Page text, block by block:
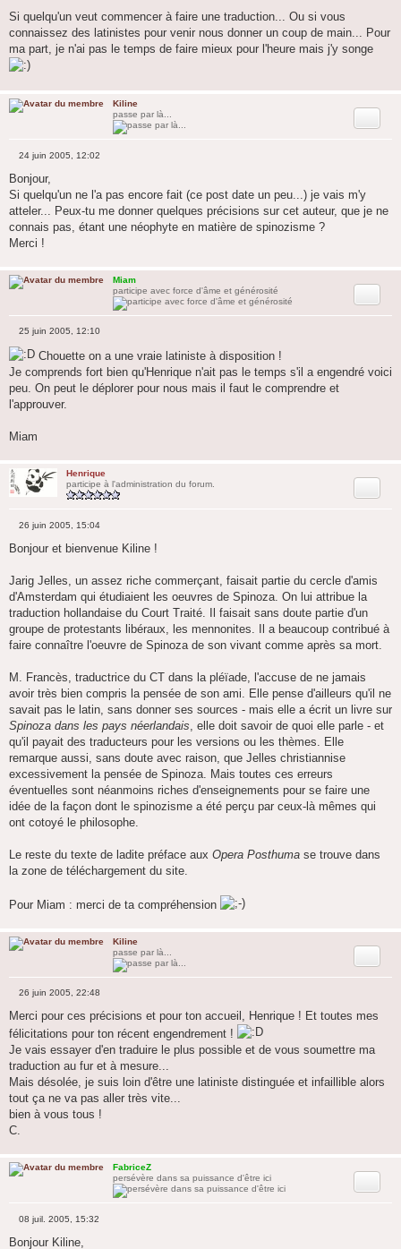
Si quelqu'un veut commencer à faire une traduction... Ou si vous
connaissez des latinistes pour venir nous donner un coup de main... Pour
ma part, je n'ai pas le temps de faire mieux pour l'heure mais j'y songe
Kiline
passe par là...
s
a
g
e
24 juin 2005, 12:02
Bonjour,
Si quelqu'un ne l'a pas encore fait (ce post date un peu...) je vais m'y
atteler... Peux-tu me donner quelques précisions sur cet auteur, que je ne
connais pas, étant une néophyte en matière de spinozisme ?
Merci !
Miam
participe avec force d'âme et générosité
e
s
s
g
e
25 juin 2005, 12:10
Chouette on a une vraie latiniste à disposition !
Je comprends fort bien qu'Henrique n'ait pas le temps s'il a engendré voici
peu. On peut le déplorer pour nous mais il faut le comprendre et
l'approuver.
Miam
Henrique
participe à l'administration du forum.
s
g
e
26 juin 2005, 15:04
Bonjour et bienvenue Kiline !
Jarig Jelles, un assez riche commerçant, faisait partie du cercle d'amis
d'Amsterdam qui étudiaient les oeuvres de Spinoza. On lui attribue la
traduction hollandaise du Court Traité. Il faisait sans doute partie d'un
groupe de protestants libéraux, les mennonites. Il a beaucoup contribué à
faire connaître l'oeuvre de Spinoza de son vivant comme après sa mort.
M. Francès, traductrice du CT dans la pléïade, l'accuse de ne jamais
avoir très bien compris la pensée de son ami. Elle pense d'ailleurs qu'il ne
savait pas le latin, sans donner ses sources - mais elle a écrit un livre sur
Spinoza dans les pays néerlandais , elle doit savoir de quoi elle parle - et
qu'il payait des traducteurs pour les versions ou les thèmes. Elle
remarque aussi, sans doute avec raison, que Jelles christiannise
excessivement la pensée de Spinoza. Mais toutes ces erreurs
éventuelles sont néanmoins riches d'enseignements pour se faire une
idée de la façon dont le spinozisme a été perçu par ceux-là mêmes qui
ont cotoyé le philosophe.
Le reste du texte de ladite préface aux Opera Posthuma se trouve dans
la zone de téléchargement du site.
Pour Miam : merci de ta compréhension
Kiline
passe par là...
e
s
s
g
e
26 juin 2005, 22:48
Merci pour ces précisions et pour ton accueil, Henrique ! Et toutes mes
félicitations pour ton récent engendrement !
Je vais essayer d'en traduire le plus possible et de vous soumettre ma
traduction au fur et à mesure...
Mais désolée, je suis loin d'être une latiniste distinguée et infaillible alors
tout ça ne va pas aller très vite...
bien à vous tous !
C.
FabriceZ
persévère dans sa puissance d'être ici
08 juil. 2005, 15:32
Bonjour Kiline,